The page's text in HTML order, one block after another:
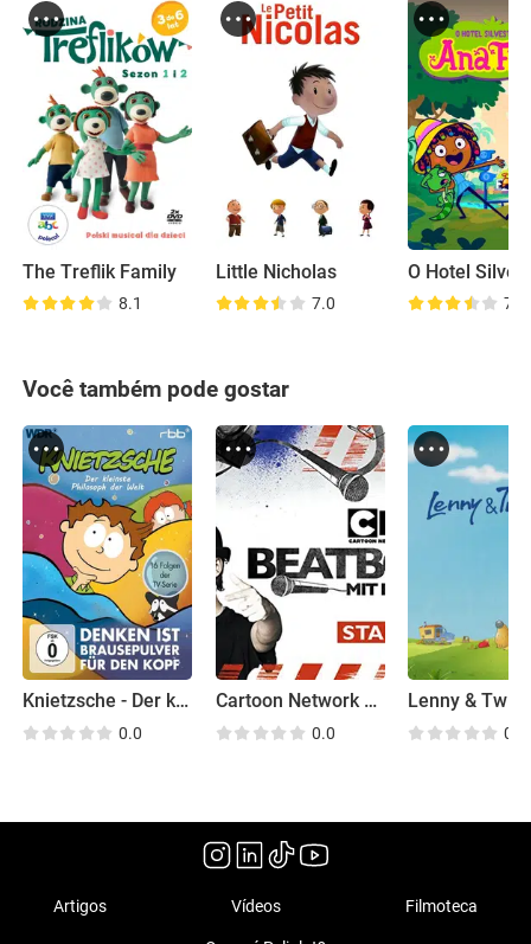
The Treflik Family
8.1
Little Nicholas
7.0 7.3
Você também pode gostar
Knietzsche - Der kleinste Philosoph der Welt
0.0
Cartoon Network Beatbox
0.0
Lenny &
0.0
Artigos Vídeos Filmoteca